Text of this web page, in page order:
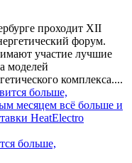
проходит XII
форум.
участие лучшие
моделей
комплекса....
больше,